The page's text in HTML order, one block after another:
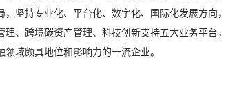
坚持专业化、平台化、数字化、国际化发展方向，
、跨境碳资产管理、科技创新支持五大业务平台，
域颇具地位和影响力的一流企业。